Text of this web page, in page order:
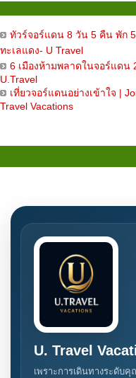
ทัวร์จอร์แดน 8 วัน 5 คืน พัก
ทะเลแดง- U Travel
6 เมืองห้ามพลาดในจอร์แดน
U.Travel
เที่ยวจอร์แดนอย่างเข้าใจ |
Travel Vacations
U. Travel
เพราะการเดินทางระดับ